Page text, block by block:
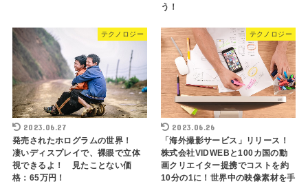
う！
テクノロジー
2023.06.27
発売されたホログラムの世界！
凄いディスプレイで、裸眼で立体
視できるよ！ 見たことない価
格：65万円！
テクノロジー
2023.06.26
「海外撮影サービス」リリース！
株式会社VIDWEBと100カ国の動
画クリエイター提携でコストを約
10分の1に！世界中の映像素材を手